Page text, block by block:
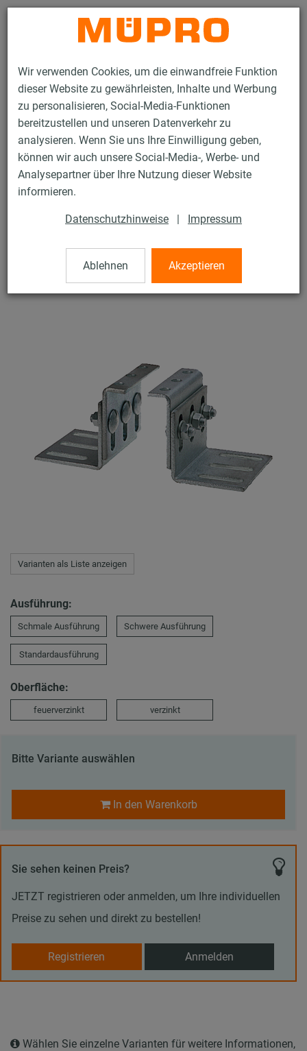
Wir verwenden Cookies, um die einwandfreie Funktion
dieser Website zu gewährleisten, Inhalte und Werbung
zu personalisieren, Social-Media-Funktionen
bereitzustellen und unseren Datenverkehr zu
analysieren. Wenn Sie uns Ihre Einwilligung geben,
können wir auch unsere Social-Media-, Werbe- und
Analysepartner über Ihre Nutzung dieser Website
informieren.
Datenschutzhinweise | Impressum
Ablehnen Akzeptieren
Kontakt
Produkte Befestigungstechnik
Fest- und Lospunkte
STATO® Konsolenbausatz
STATO® Konsolenbausatz
Varianten als Liste anzeigen
Ausführung:
Schmale Ausführung Schwere Ausführung
Standardausführung
Oberfläche:
feuerverzinkt verzinkt
Bitte Variante auswählen
In den Warenkorb
Sie sehen keinen Preis?
JETZT registrieren oder anmelden, um Ihre individuellen
Preise zu sehen und direkt zu bestellen!
Registrieren Anmelden
Wählen Sie einzelne Varianten für weitere Informationen,